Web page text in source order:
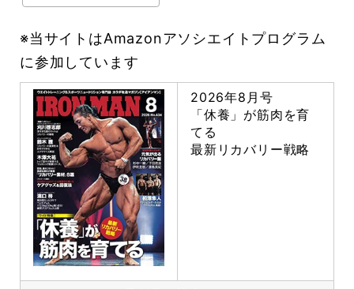
※当サイトはAmazonアソシエイトプログラム
に参加しています
2026年8月号
「休養」が筋肉を育
てる
最新リカバリー戦略